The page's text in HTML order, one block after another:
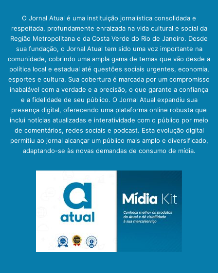
O Jornal Atual é uma instituição jornalística consolidada e
respeitada, profundamente enraizada na vida cultural e social da
Região Metropolitana e da Costa Verde do Rio de Janeiro. Desde
sua fundação, o Jornal Atual tem sido uma voz importante na
comunidade, cobrindo uma ampla gama de temas que vão desde a
política local e estadual até questões sociais urgentes, economia,
esportes e cultura. Sua cobertura é marcada por um compromisso
inabalável com a verdade e a precisão, o que garante a confiança
e a fidelidade de seu público. O Jornal Atual expandiu sua
presença digital, oferecendo uma plataforma online robusta que
inclui notícias atualizadas e interatividade com o público por meio
de comentários, redes sociais e podcast. Esta evolução digital
permitiu ao jornal alcançar um público mais amplo e diversificado,
adaptando-se às novas demandas de consumo de mídia.